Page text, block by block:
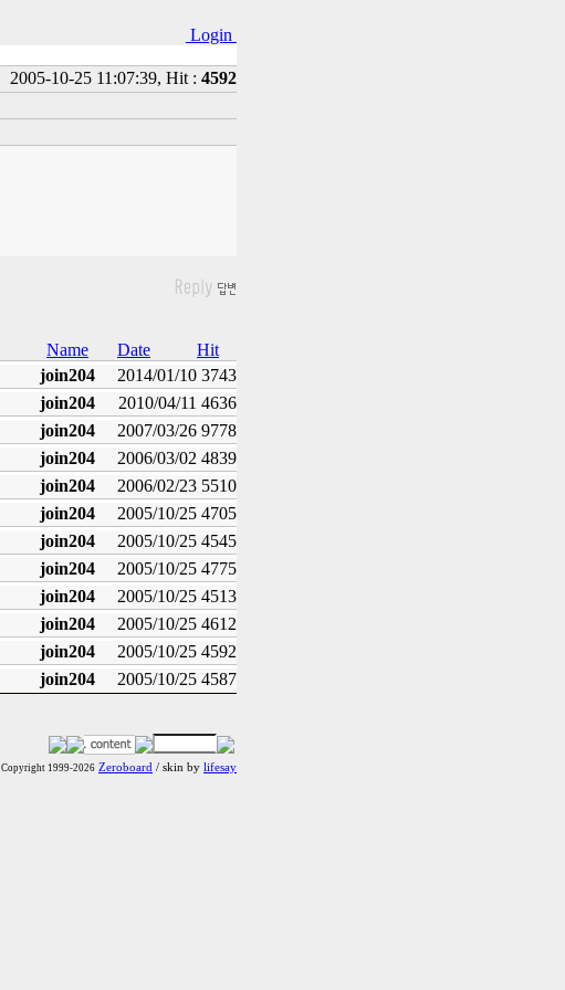
Login
2005-10-25 11:07:39, Hit : 4592
Name Date
Hit
join204 2014/01/10 3743
join204 2010/04/11 4636
join204 2007/03/26 9778
join204 2006/03/02 4839
join204 2006/02/23 5510
join204 2005/10/25 4705
join204 2005/10/25 4545
join204 2005/10/25 4775
join204 2005/10/25 4513
join204 2005/10/25 4612
join204 2005/10/25 4592
join204 2005/10/25 4587
Copyright 1999-2026 Zeroboard / skin by lifesay